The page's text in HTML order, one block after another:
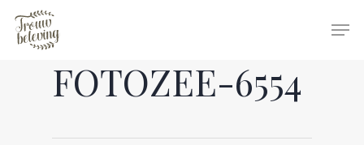
Hit enter to search or ESC to close
FOTOZEE-6554